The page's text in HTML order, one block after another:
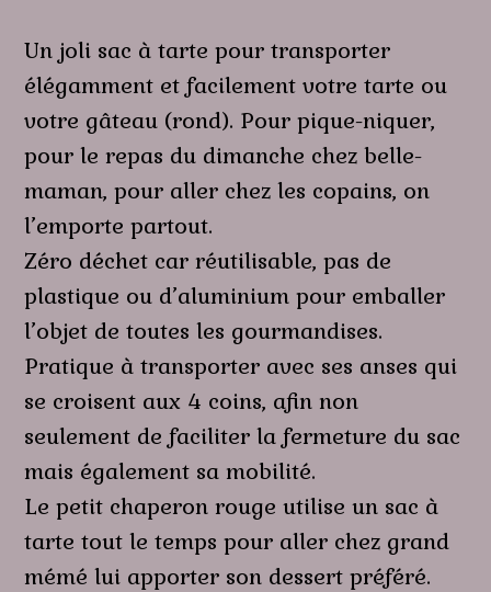
Un joli sac à tarte pour transporter
élégamment et facilement votre tarte ou
votre gâteau (rond). Pour pique-niquer,
pour le repas du dimanche chez belle-
maman, pour aller chez les copains, on
l’emporte partout.
Zéro déchet car réutilisable, pas de
plastique ou d’aluminium pour emballer
l’objet de toutes les gourmandises.
Pratique à transporter avec ses anses qui
se croisent aux 4 coins, afin non
seulement de faciliter la fermeture du sac
mais également sa mobilité.
Le petit chaperon rouge utilise un sac à
tarte tout le temps pour aller chez grand
mémé lui apporter son dessert préféré.